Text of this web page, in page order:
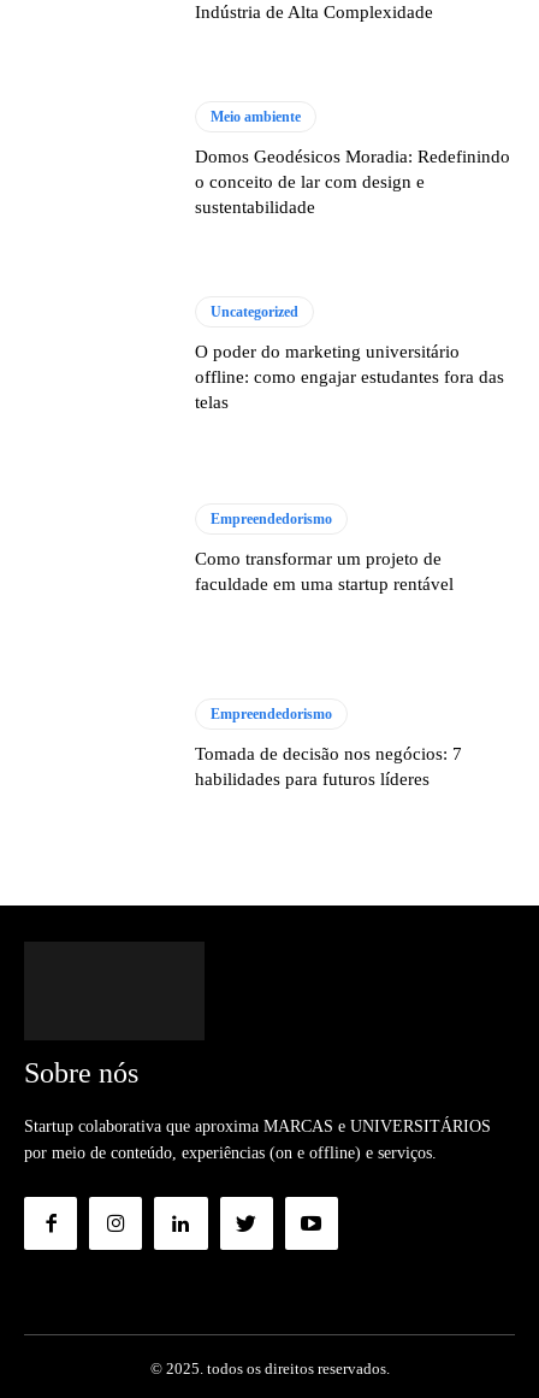
Indústria de Alta Complexidade
Meio ambiente
Domos Geodésicos Moradia: Redefinindo
o conceito de lar com design e
sustentabilidade
Uncategorized
O poder do marketing universitário
offline: como engajar estudantes fora das
telas
Empreendedorismo
Como transformar um projeto de
faculdade em uma startup rentável
Empreendedorismo
Tomada de decisão nos negócios: 7
habilidades para futuros líderes
Sobre nós
Startup colaborativa que aproxima MARCAS e UNIVERSITÁRIOS
por meio de conteúdo, experiências (on e offline) e serviços.
© 2025. todos os direitos reservados.